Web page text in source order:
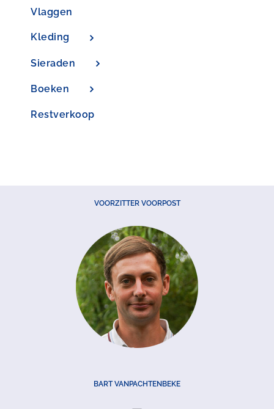
Vlaggen
Kleding
Sieraden
Boeken
Restverkoop
VOORZITTER VOORPOST
BART VANPACHTENBEKE